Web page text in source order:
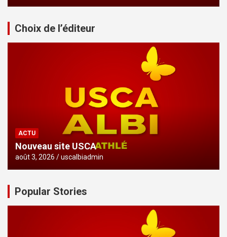
Choix de l’éditeur
ACTU
Nouveau site USCA
août 3, 2026 uscalbiadmin
Popular Stories